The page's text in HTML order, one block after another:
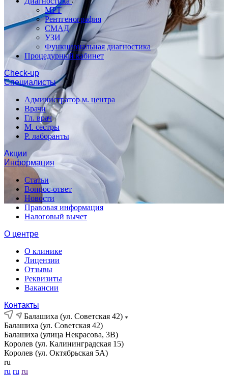
МРТ
Рентгенография
СМАД
УЗИ
Функциональная диагностика
Процедурный кабинет
Cheсk-up
Специалисты
Администратор м. центра
Врачи
Гл. врач
М. сестры
Р. лаборанты
Акции
Информация
Статьи
Вопрос-ответ
Новости
Правовая информация
Налоговый вычет
О центре
О клинике
Лицензии
Отзывы
Реквизиты
Вакансии
Контакты
Балашиха (ул. Советская 42)
Балашиха (ул. Советская 42)
Балашиха (улица Некрасова, 3В)
Королев (ул. Калининградская 15)
Королев (ул. Октябрьская 5А)
ru
ru ru ru